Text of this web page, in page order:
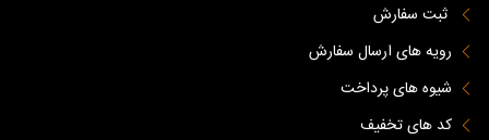
ثبت سفارش
رویه های ارسال سفارش
شیوه های پرداخت
کد های تخفیف